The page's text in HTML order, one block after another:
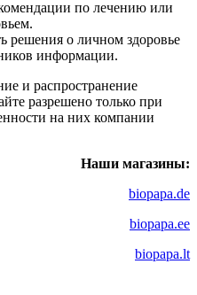
по лечению или
о личном здоровье
информации.
и распространение
разрешено только при
на них компании
Наши магазины:
biopapa.de
biopapa.ee
biopapa.lt